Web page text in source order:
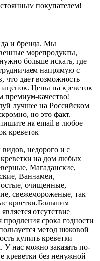
покупателем!
и бренда. Мы
морепродукты,
больше искать, где
напрямую с
что дает возможность
Цены на креветок
премиум-качество!
лучшее на Российском
но это факт.
на email в любое
креветок
видов, недорого и с
креветки на дом любых
Магаданские,
Ваннамей,
очищенные,
свежемороженые, так
крветки.Большим
отсутствие
срока годности
метод шоковой
купить креветки
У нас можно заказать по-
креветки без ненужной